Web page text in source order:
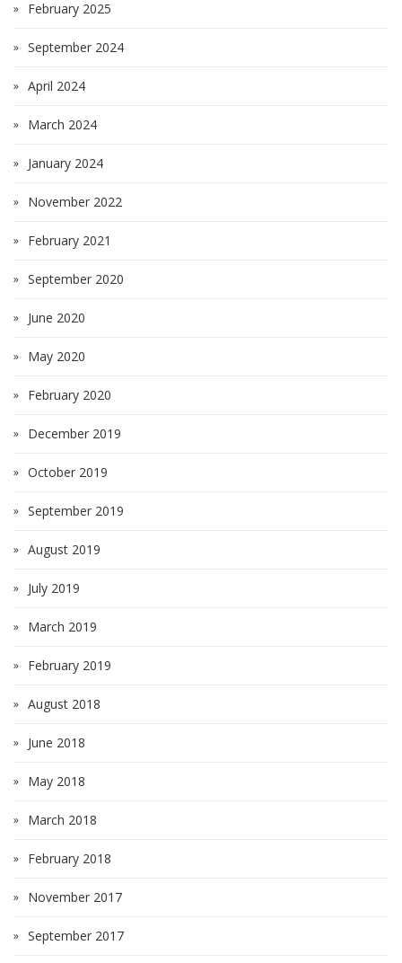
February 2025
September 2024
April 2024
March 2024
January 2024
November 2022
February 2021
September 2020
June 2020
May 2020
February 2020
December 2019
October 2019
September 2019
August 2019
July 2019
March 2019
February 2019
August 2018
June 2018
May 2018
March 2018
February 2018
November 2017
September 2017